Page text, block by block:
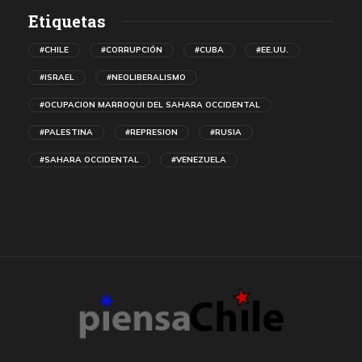
Etiquetas
#CHILE #CORRUPCIÓN #CUBA #EE.UU.
#ISRAEL #NEOLIBERALISMO
#OCUPACION MARROQUI DEL SAHARA OCCIDENTAL
#PALESTINA #REPRESION #RUSIA
#SAHARA OCCIDENTAL #VENEZUELA